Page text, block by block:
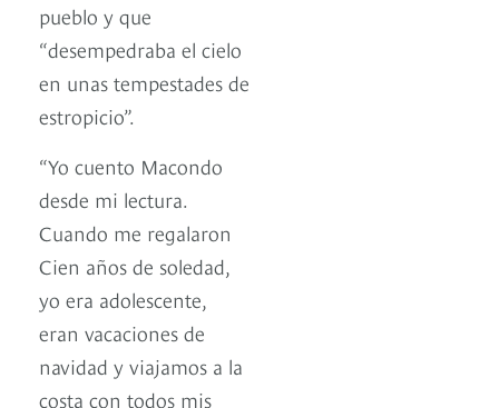
pueblo y que
“desempedraba el cielo
en unas tempestades de
estropicio”.
“Yo cuento Macondo
desde mi lectura.
Cuando me regalaron
Cien años de soledad,
yo era adolescente,
eran vacaciones de
navidad y viajamos a la
costa con todos mis